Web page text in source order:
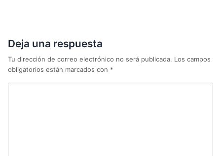
Deja una respuesta
Tu dirección de correo electrónico no será publicada. Los campos
obligatorios están marcados con *